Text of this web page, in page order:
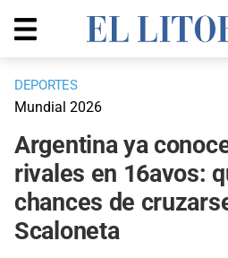
DEPORTES
Mundial 2026
Argentina ya
rivales en 16avos:
chances de
Scaloneta